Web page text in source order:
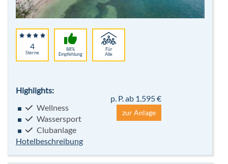
4
Sterne
88%
Empfehlung
Für
Alle
Highlights:
Wellness
Wassersport
Clubanlage
Hotelbeschreibung
p. P. ab 1.595 €
zur Anlage